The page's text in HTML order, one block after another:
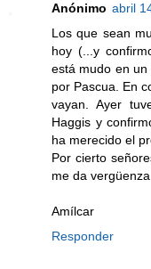
Anónimo abril
Los que sean
hoy (...y
está mudo en
por Pascua. En
vayan. Ayer
Haggis y
ha merecido el
Por cierto
me da vergüenza.
Amílcar
Responder